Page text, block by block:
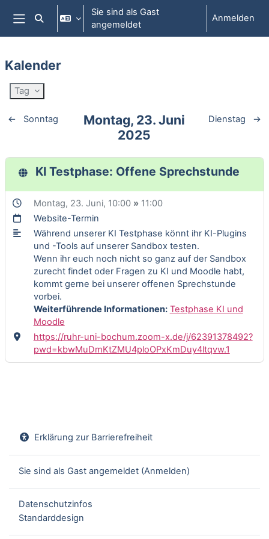
Zum Hauptinhalt
Website-Übersicht
Sucheingabe umschalten
Sie sind als Gast
angemeldet
Anmelden
Kalender
Tag
← Sonntag
Montag, 23. Juni
2025
Dienstag →
KI Testphase: Offene Sprechstunde
Montag, 23. Juni, 10:00 »11:00
Website-Termin
Während unserer KI Testphase könnt ihr KI-Plugins
und -Tools auf unserer Sandbox testen.
Wenn ihr euch noch nicht so ganz auf der Sandbox
zurecht findet oder Fragen zu KI und Moodle habt,
kommt gerne bei unserer offenen Sprechstunde
vorbei.
Weiterführende Informationen: Testphase KI und
Moodle
https://ruhr-uni-bochum.zoom-x.de/j/62391378492?
pwd=kbwMuDmKtZMU4ploOPxKmDuy4ltqvw.1
Erklärung zur Barrierefreiheit
Sie sind als Gast angemeldet (Anmelden)
Datenschutzinfos
Standarddesign